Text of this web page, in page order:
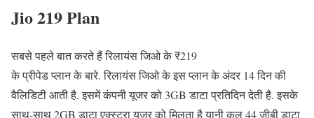
Jio 219 Plan
सबसे पहले बात करते हैं रिलायंस जिओ के ₹219
के प्रीपेड प्लान के बारे. रिलायंस जिओ के इस प्लान के अंदर 14 दिन की
वैलिडिटी आती है. इसमें कंपनी यूजर को 3GB डाटा प्रतिदिन देती है. इसके
साथ-साथ 2GB डाटा एक्स्ट्रा यूजर को मिलता है यानी कुल 44 जीबी डाटा